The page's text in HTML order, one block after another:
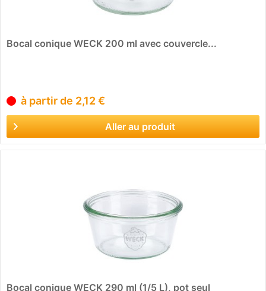
Bocal conique WECK 200 ml avec couvercle...
à partir de 2,12 €
Aller au produit
Bocal conique WECK 290 ml (1/5 L), pot seul